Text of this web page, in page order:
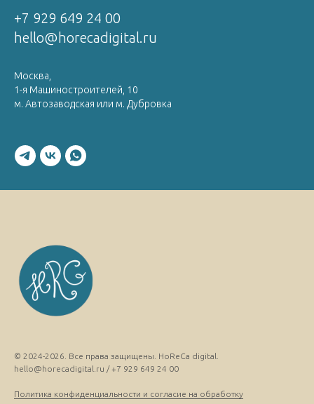
+7 929 649 24 00
hello@horecadigital.ru
Москва,
1-я Машиностроителей, 10
м. Автозаводская или м. Дубровка
© 2024-2026. Все права защищены. HoReCa digital.
hello@horecadigital.ru / +7 929 649 24 00
Политика конфиденциальности и согласие на обработку